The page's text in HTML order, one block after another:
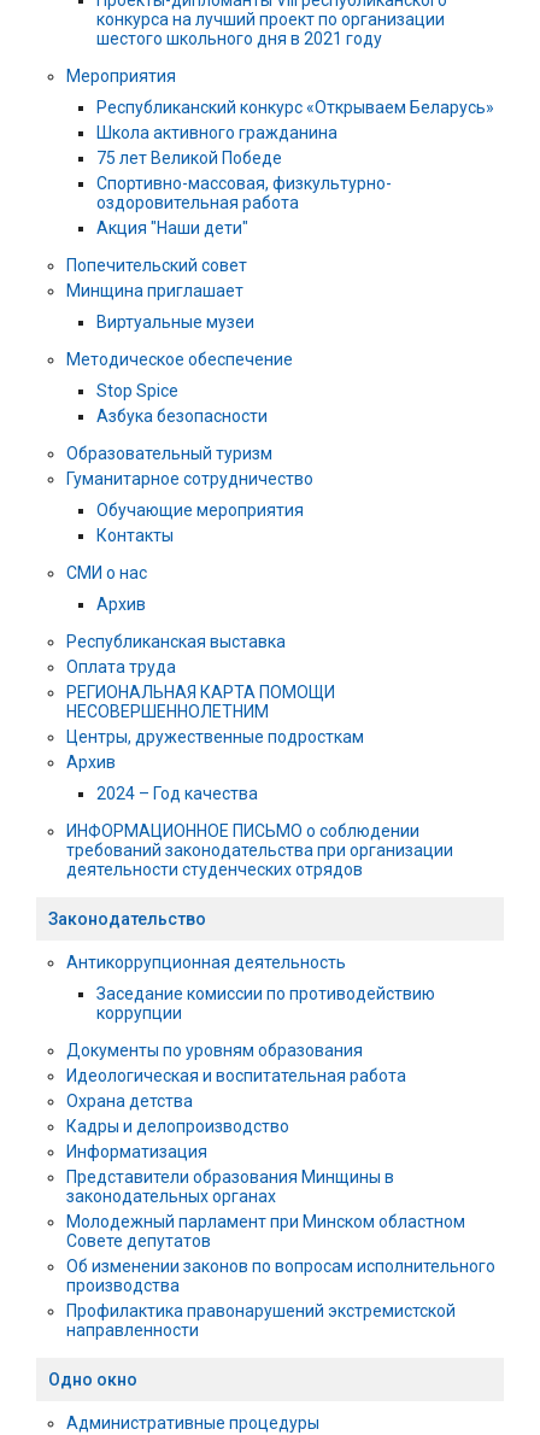
конкурса на лучший проект по организации
шестого школьного дня в 2021 году
Мероприятия
Республиканский конкурс «Открываем Беларусь»
Школа активного гражданина
75 лет Великой Победе
Спортивно-массовая, физкультурно-
оздоровительная работа
Акция "Наши дети"
Попечительский совет
Минщина приглашает
Виртуальные музеи
Методическое обеспечение
Stop Spice
Азбука безопасности
Образовательный туризм
Гуманитарное сотрудничество
Обучающие мероприятия
Контакты
СМИ о нас
Архив
Республиканская выставка
Оплата труда
РЕГИОНАЛЬНАЯ КАРТА ПОМОЩИ
НЕСОВЕРШЕННОЛЕТНИМ
Центры, дружественные подросткам
Архив
2024 – Год качества
ИНФОРМАЦИОННОЕ ПИСЬМО о соблюдении
требований законодательства при организации
деятельности студенческих отрядов
Законодательство
Антикоррупционная деятельность
Заседание комиссии по противодействию
коррупции
Документы по уровням образования
Идеологическая и воспитательная работа
Охрана детства
Кадры и делопроизводство
Информатизация
Представители образования Минщины в
законодательных органах
Молодежный парламент при Минском областном
Совете депутатов
Об изменении законов по вопросам исполнительного
производства
Профилактика правонарушений экстремистской
направленности
Одно окно
Административные процедуры